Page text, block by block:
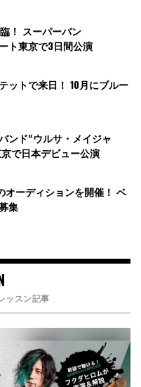
！ スーパーバン
ト東京で3日間公演
ットで来日！ 10月にブルー
ンド“ウルサ・メイジャ
で日本デビュー公演
オーディションを開催！ ベ
集
ッスン記事